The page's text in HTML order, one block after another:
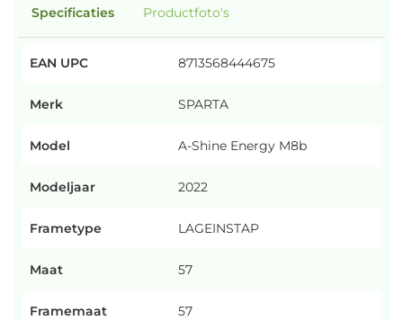
Specificaties Productfoto's
EAN UPC 8713568444675
Merk SPARTA
Model A-Shine Energy M8b
Modeljaar 2022
Frametype LAGEINSTAP
Maat 57
Framemaat 57